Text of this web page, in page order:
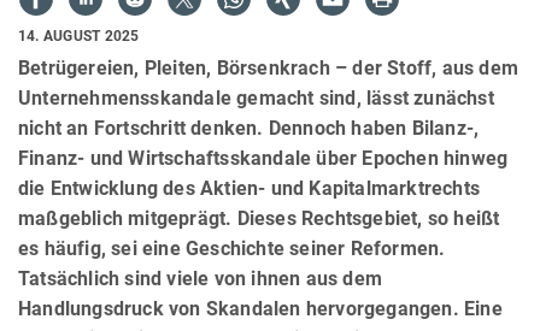
14. AUGUST 2025
Betrügereien, Pleiten, Börsenkrach – der Stoff, aus dem
Unternehmensskandale gemacht sind, lässt zunächst
nicht an Fortschritt denken. Dennoch haben Bilanz-,
Finanz- und Wirtschaftsskandale über Epochen hinweg
die Entwicklung des Aktien- und Kapitalmarktrechts
maßgeblich mitgeprägt. Dieses Rechtsgebiet, so heißt
es häufig, sei eine Geschichte seiner Reformen.
Tatsächlich sind viele von ihnen aus dem
Handlungsdruck von Skandalen hervorgegangen. Eine